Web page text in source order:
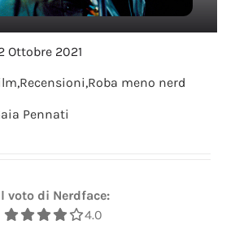
Ottobre 2021
,Recensioni,Roba meno nerd
Pennati
voto di Nerdface:
4.0